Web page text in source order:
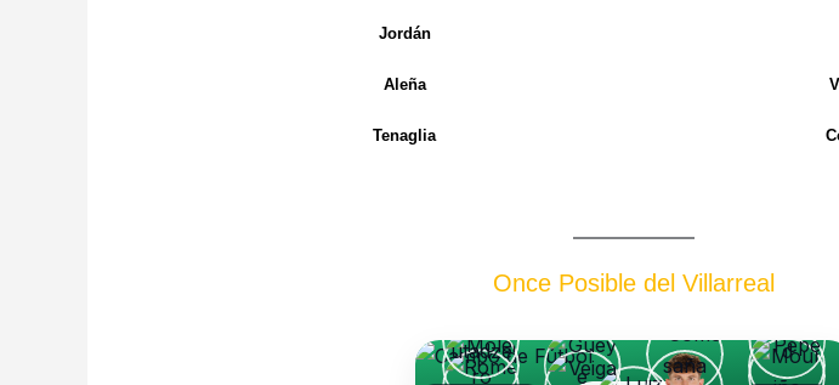
Jordán
Aleña
Tenaglia
Once Posible del Villarreal